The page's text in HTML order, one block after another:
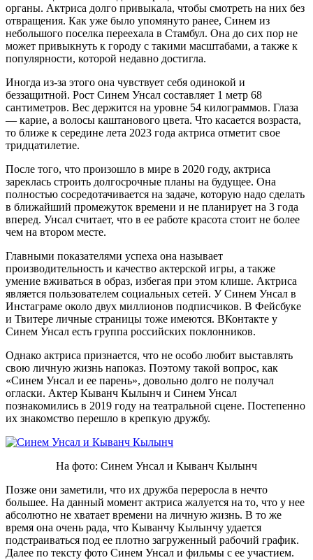
органы. Актриса долго привыкала, чтобы смотреть на них без
отвращения. Как уже было упомянуто ранее, Синем из
небольшого поселка переехала в Стамбул. Она до сих пор не
может привыкнуть к городу с такими масштабами, а также к
популярности, которой недавно достигла.
Иногда из-за этого она чувствует себя одинокой и
беззащитной. Рост Синем Унсал составляет 1 метр 68
сантиметров. Вес держится на уровне 54 килограммов. Глаза
— карие, а волосы каштанового цвета. Что касается возраста,
то ближе к середине лета 2023 года актриса отметит свое
тридцатилетие.
После того, что произошло в мире в 2020 году, актриса
зареклась строить долгосрочные планы на будущее. Она
полностью сосредотачивается на задаче, которую надо сделать
в ближайший промежуток времени и не планирует на 3 года
вперед. Унсал считает, что в ее работе красота стоит не более
чем на втором месте.
Главными показателями успеха она называет
производительность и качество актерской игры, а также
умение вживаться в образ, избегая при этом клише. Актриса
является пользователем социальных сетей. У Синем Унсал в
Инстаграме около двух миллионов подписчиков. В Фейсбуке
и Твитере личные страницы тоже имеются. ВКонтакте у
Синем Унсал есть группа российских поклонников.
Однако актриса признается, что не особо любит выставлять
свою личную жизнь напоказ. Поэтому такой вопрос, как
«Синем Унсал и ее парень», довольно долго не получал
огласки. Актер Кыванч Кылынч и Синем Унсал
познакомились в 2019 году на театральной сцене. Постепенно
их знакомство перешло в крепкую дружбу.
На фото: Синем Унсал и Кыванч Кылынч
Позже они заметили, что их дружба переросла в нечто
большее. На данный момент актриса жалуется на то, что у нее
абсолютно не хватает времени на личную жизнь. В то же
время она очень рада, что Кыванчу Кылынчу удается
подстраиваться под ее плотно загруженный рабочий график.
Далее по тексту фото Синем Унсал и фильмы с ее участием.